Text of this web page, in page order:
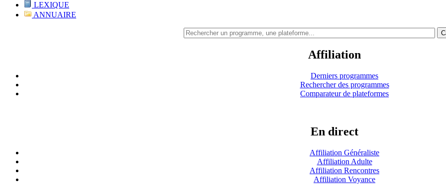
LEXIQUE
ANNUAIRE
Affiliation
Derniers programmes
Rechercher des programmes
Comparateur de plateformes
En direct
Affiliation Généraliste
Affiliation Adulte
Affiliation Rencontres
Affiliation Voyance